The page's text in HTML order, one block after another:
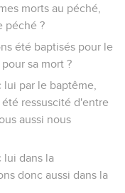
morts au péché,
péché ?
été baptisés pour le
sa mort ?
par le baptême,
ressuscité d'entre
aussi nous
lui dans la
donc aussi dans la